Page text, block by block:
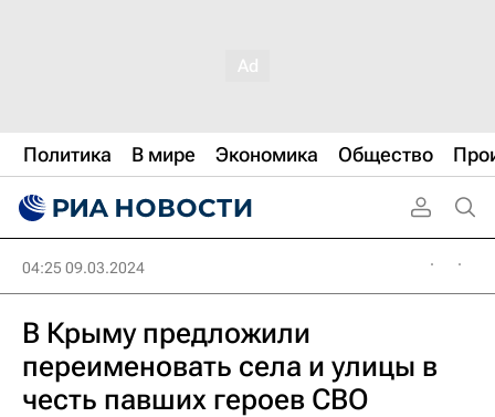
Политика В мире Экономика Общество
04:25 09.03.2024
В Крыму предложили
переименовать села и улицы в
честь павших героев СВО